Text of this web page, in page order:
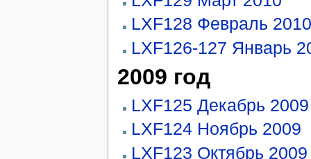
LXF128 Февраль 2010
LXF126-127 Январь
2009 год
LXF125 Декабрь 2009
LXF124 Ноябрь 2009
LXF123 Октябрь 2009